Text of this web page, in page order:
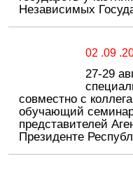
Независимых
02 .09
27-29
совместно с
обучающий
представителей
Президенте